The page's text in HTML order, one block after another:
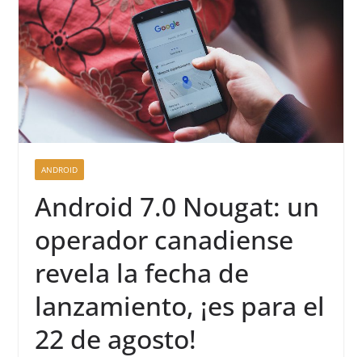
ANDROID
Android 7.0 Nougat: un
operador canadiense
revela la fecha de
lanzamiento, ¡es para el
22 de agosto!